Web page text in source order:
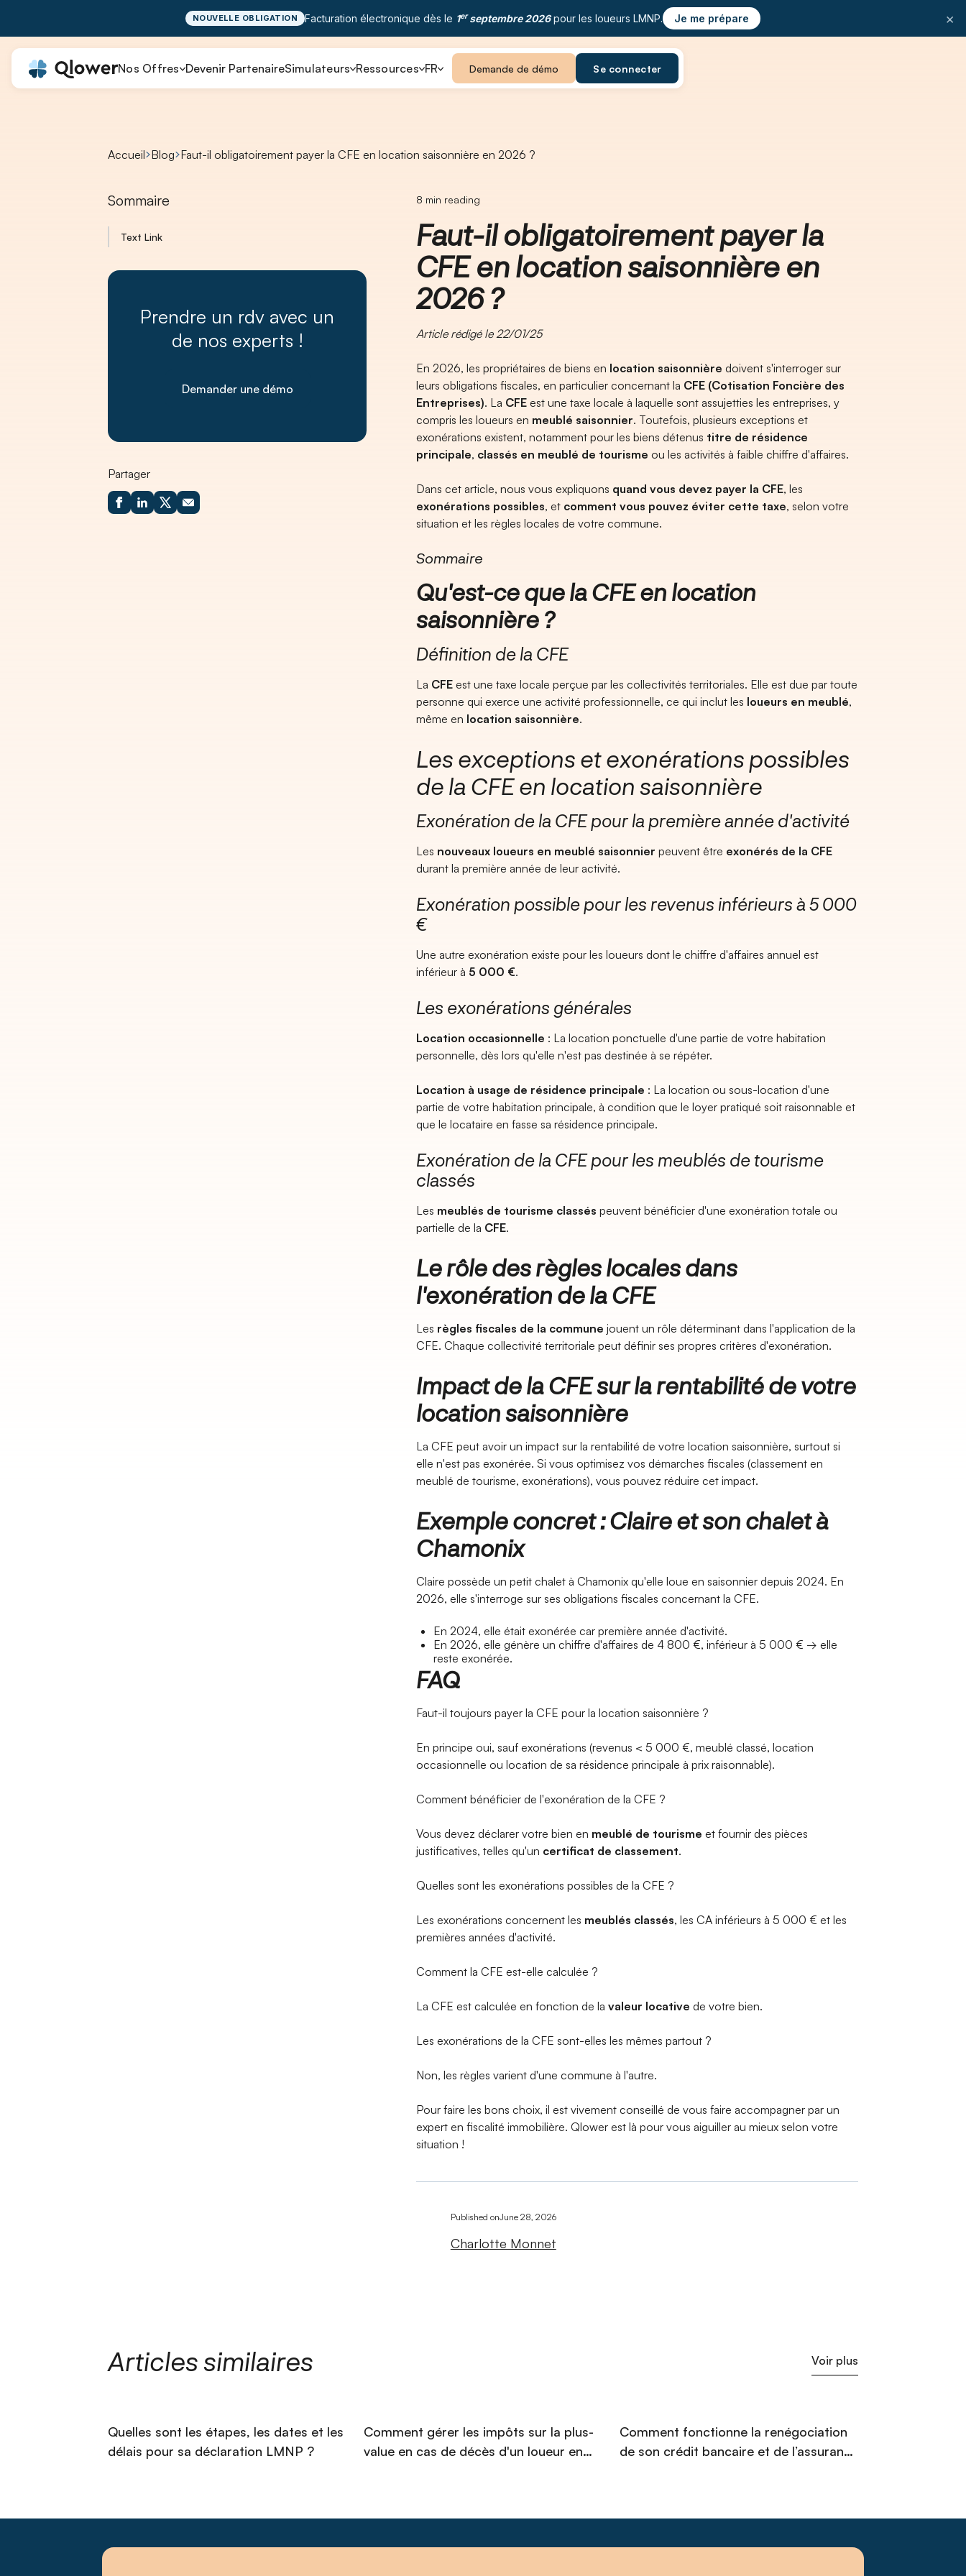
NOUVELLE OBLIGATION Facturation électronique dès le 1erseptembre 2026pour les loueurs LMNP. Je me prépare ×
Nos Offres Devenir PartenaireSimulateurs Ressources FR Demande de démo Se connecter
Accueil Blog Faut-il obligatoirement payer la CFE en location saisonnière en 2026 ?
Sommaire
Text Link
Prendre un rdv avec un
de nos experts !
Demander une démo
Partager
8 min reading
Faut-il obligatoirement payer la
CFE en location saisonnière en
2026 ?
Article rédigé le 22/01/25
En 2026, les propriétaires de biens en location saisonnière doivent s'interroger sur
leurs obligations fiscales, en particulier concernant la CFE (Cotisation Foncière des
Entreprises). La CFEest une taxe locale à laquelle sont assujetties les entreprises, y
compris les loueurs en meublé saisonnier. Toutefois, plusieurs exceptions et
exonérations existent, notamment pour les biens détenus titre de résidence
principale, classés en meublé de tourisme ou les activités à faible chiffre d'affaires.
Dans cet article, nous vous expliquons quand vous devez payer la CFE, les
exonérations possibles, et comment vous pouvez éviter cette taxe, selon votre
situation et les règles locales de votre commune.
Sommaire
Qu'est-ce que la CFE en location
saisonnière ?
Définition de la CFE
La CFEest une taxe locale perçue par les collectivités territoriales. Elle est due par toute
personne qui exerce une activité professionnelle, ce qui inclut les loueurs en meublé,
même en location saisonnière.
Les exceptions et exonérations possibles
de la CFE en location saisonnière
Exonération de la CFE pour la première année d'activité
Les nouveaux loueurs en meublé saisonnier peuvent être exonérés de la CFE
durant la première année de leur activité.
Exonération possible pour les revenus inférieurs à 5 000
€
Une autre exonération existe pour les loueurs dont le chiffre d'affaires annuel est
inférieur à 5 000 €.
Les exonérations générales
Location occasionnelle : La location ponctuelle d'une partie de votre habitation
personnelle, dès lors qu'elle n'est pas destinée à se répéter.
Location à usage de résidence principale : La location ou sous-location d'une
partie de votre habitation principale, à condition que le loyer pratiqué soit raisonnable et
que le locataire en fasse sa résidence principale.
Exonération de la CFE pour les meublés de tourisme
classés
Les meublés de tourisme classés peuvent bénéficier d'une exonération totale ou
partielle de la CFE.
Le rôle des règles locales dans
l'exonération de la CFE
Les règles fiscales de la commune jouent un rôle déterminant dans l'application de la
CFE. Chaque collectivité territoriale peut définir ses propres critères d'exonération.
Impact de la CFE sur la rentabilité de votre
location saisonnière
La CFE peut avoir un impact sur la rentabilité de votre location saisonnière, surtout si
elle n'est pas exonérée. Si vous optimisez vos démarches fiscales (classement en
meublé de tourisme, exonérations), vous pouvez réduire cet impact.
Exemple concret : Claire et son chalet à
Chamonix
Claire possède un petit chalet à Chamonix qu'elle loue en saisonnier depuis 2024. En
2026, elle s'interroge sur ses obligations fiscales concernant la CFE.
En 2024, elle était exonérée car première année d'activité.
En 2026, elle génère un chiffre d'affaires de 4 800 €, inférieur à 5 000 € → elle
reste exonérée.
FAQ ​
Faut-il toujours payer la CFE pour la location saisonnière ?
En principe oui, sauf exonérations (revenus < 5 000 €, meublé classé, location
occasionnelle ou location de sa résidence principale à prix raisonnable).
Comment bénéficier de l'exonération de la CFE ?
Vous devez déclarer votre bien en meublé de tourisme et fournir des pièces
justificatives, telles qu'un certificat de classement.
Quelles sont les exonérations possibles de la CFE ?
Les exonérations concernent les meublés classés, les CA inférieurs à 5 000 € et les
premières années d'activité.
Comment la CFE est-elle calculée ?
La CFE est calculée en fonction de la valeur locative de votre bien.
Les exonérations de la CFE sont-elles les mêmes partout ?
Non, les règles varient d'une commune à l'autre.
Pour faire les bons choix, il est vivement conseillé de vous faire accompagner par un
expert en fiscalité immobilière. Qlower est là pour vous aiguiller au mieux selon votre
situation !
Published onJune 28, 2026
Charlotte Monnet
Articles similaires Voir plus
⁠Quelles sont les étapes, les dates et les
délais pour sa déclaration LMNP ?
Comment gérer les impôts sur la plus-
value en cas de décès d'un loueur en
Comment fonctionne la renégociation
de son crédit bancaire et de l’assurance